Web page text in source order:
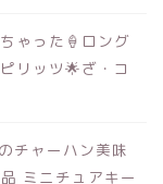
ゃった🍦ロング
リッツ🌟ざ・コ
チャーハン美味
ミニチュアキー